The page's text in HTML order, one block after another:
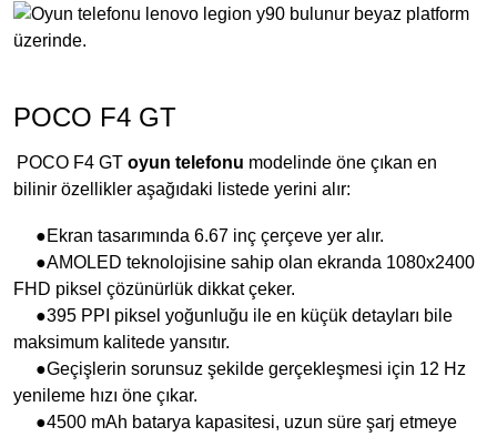
POCO F4 GT
POCO F4 GT oyun telefonu modelinde öne çıkan en
bilinir özellikler aşağıdaki listede yerini alır:
●Ekran tasarımında 6.67 inç çerçeve yer alır.
●AMOLED teknolojisine sahip olan ekranda 1080x2400
FHD piksel çözünürlük dikkat çeker.
●395 PPI piksel yoğunluğu ile en küçük detayları bile
maksimum kalitede yansıtır.
●Geçişlerin sorunsuz şekilde gerçekleşmesi için 12 Hz
yenileme hızı öne çıkar.
●4500 mAh batarya kapasitesi, uzun süre şarj etmeye